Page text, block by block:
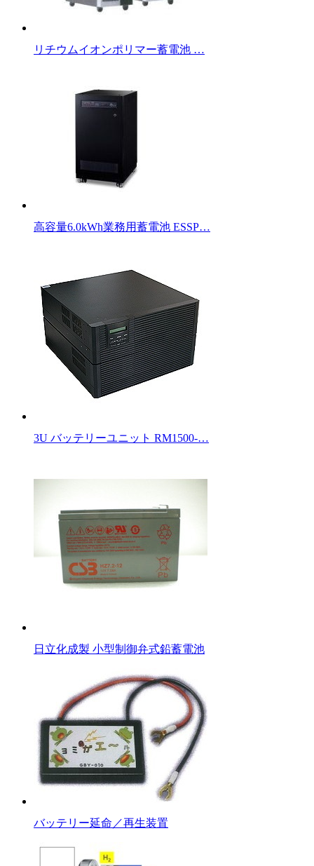
リチウムイオンポリマー蓄電池 …
高容量6.0kWh業務用蓄電池 ESSP…
3U バッテリーユニット RM1500-…
日立化成製 小型制御弁式鉛蓄電池
バッテリー延命／再生装置